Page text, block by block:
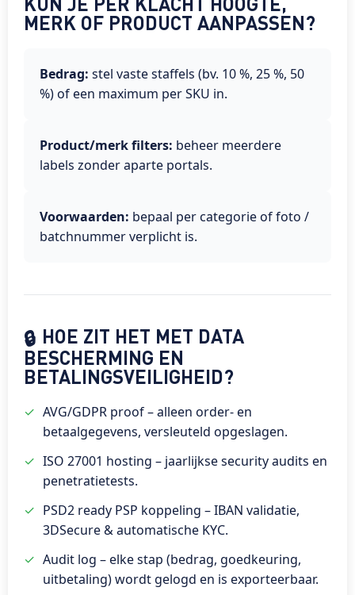
MERK OF PRODUCT AANPASSEN?
Bedrag: stel vaste staffels (bv. 10 %, 25 %, 50
%) of een maximum per SKU in.
Product/merk filters: beheer meerdere
labels zonder aparte portals.
Voorwaarden: bepaal per categorie of foto /
batchnummer verplicht is.
🔒 HOE ZIT HET MET DATA
BESCHERMING EN
BETALINGSVEILIGHEID?
AVG/GDPR proof – alleen order- en
betaalgegevens, versleuteld opgeslagen.
ISO 27001 hosting – jaarlijkse security audits en
penetratietests.
PSD2 ready PSP koppeling – IBAN validatie,
3DSecure & automatische KYC.
Audit log – elke stap (bedrag, goedkeuring,
uitbetaling) wordt gelogd en is exporteerbaar.